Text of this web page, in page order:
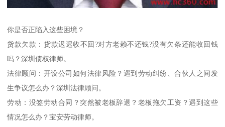
你是否正陷入这些困境？
货款欠款：货款迟迟收不回?对方老赖不还钱?没有欠条还能收回钱
吗？深圳债权律师。
法律顾问：开设公司如何法律风险？遇到劳动纠纷、合伙人之间发
生争议怎么办？深圳法律顾问。
劳动：没签劳动合同？突然被老板辞退？老板拖欠工资？遇到这些
情况怎么办？宝安劳动律师。